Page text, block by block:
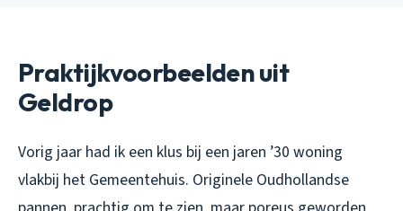
Praktijkvoorbeelden uit
Geldrop
Vorig jaar had ik een klus bij een jaren ’30 woning
vlakbij het Gemeentehuis. Originele Oudhollandse